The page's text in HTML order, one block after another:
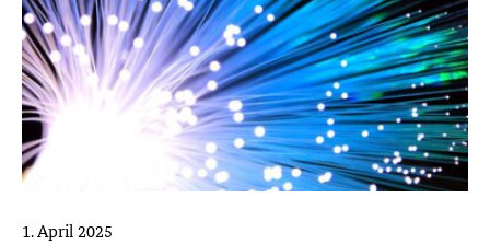
1. April 2025